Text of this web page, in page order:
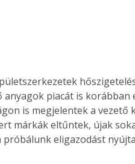
anyagok piacát is korábban
is megjelentek a
márkák eltűntek, újak
próbálunk eligazodást